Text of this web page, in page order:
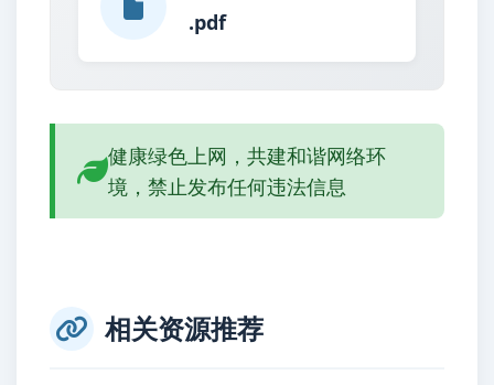
.pdf
健康绿色上网，共建和谐网络环
境，禁止发布任何违法信息
相关资源推荐